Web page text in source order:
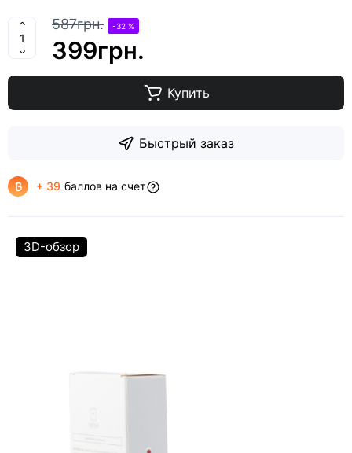
587грн. -32 %
399грн.
Купить
Быстрый заказ
+ 39 баллов на счет
3D-обзор